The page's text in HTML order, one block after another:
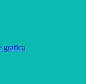
grafica